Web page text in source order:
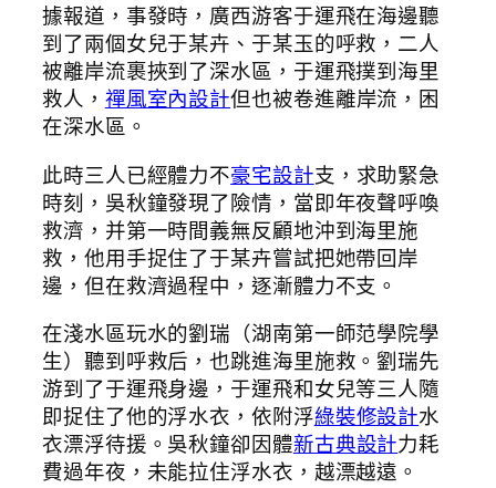
據報道，事發時，廣西游客于運飛在海邊聽
到了兩個女兒于某卉、于某玉的呼救，二人
被離岸流裹挾到了深水區，于運飛撲到海里
救人， 禪風室內設計但也被卷進離岸流，困
在深水區。
此時三人已經體力不豪宅設計支，求助緊急
時刻，吳秋鐘發現了險情，當即年夜聲呼喚
救濟，并第一時間義無反顧地沖到海里施
救，他用手捉住了于某卉嘗試把她帶回岸
邊，但在救濟過程中，逐漸體力不支。
在淺水區玩水的劉瑞（湖南第一師范學院學
生）聽到呼救后，也跳進海里施救。劉瑞先
游到了于運飛身邊，于運飛和女兒等三人隨
即捉住了他的浮水衣，依附浮綠裝修設計水
衣漂浮待援。吳秋鐘卻因體新古典設計力耗
費過年夜，未能拉住浮水衣，越漂越遠。